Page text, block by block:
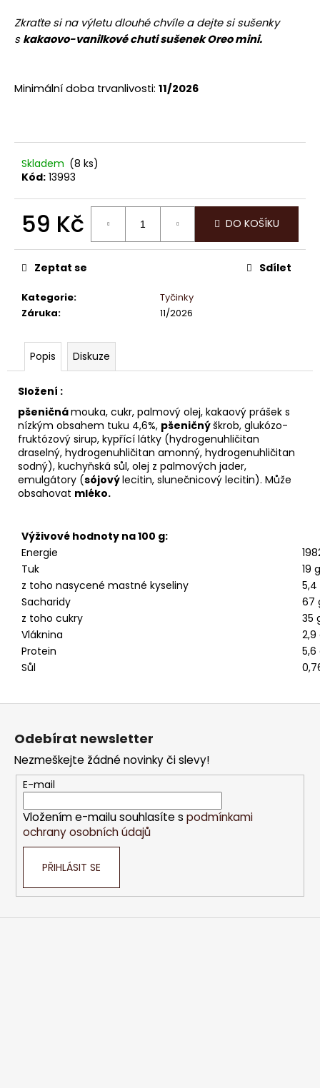
Zkraťte si na výletu dlouhé chvíle a dejte si sušenky
s kakaovo-vanilkové chuti sušenek Oreo mini.
Minimální doba trvanlivosti: 11/2026
Skladem (8 ks)
Kód: 13993
59 Kč
cena:
DO KOŠÍKU
Kategorie:
Tyčinky
Záruka: 11/2026
Zeptat se Sdílet
Popis Diskuze
Složení :
pšeničnámouka, cukr, palmový olej, kakaový prášek s
nízkým obsahem tuku 4,6%, pšeničnýškrob, glukózo-
fruktózový sirup, kypřící látky (hydrogenuhličitan
draselný, hydrogenuhličitan amonný, hydrogenuhličitan
sodný), kuchyňská sůl, olej z palmových jader,
emulgátory (sójovýlecitin, slunečnicový lecitin). Může
obsahovat mléko.
Výživové hodnoty na 100 g:
Energie
Tuk
19 g
z toho nasycené mastné kyseliny
5,4
Sacharidy
67
z toho cukry
35
Vláknina
2,9
Protein
5,6
Sůl
a
j
?
D
p
o
u
č
e
m
e
LINDT
HELLO
MLÉČNÉ
ČOKOLÁDOVÉ
PRALINKY
SMAJLÍK)
11
Kč
Z
Odebírat newsletter
Nezmeškejte žádné novinky či slevy!
E-mail
Vložením e-mailu souhlasíte s podmínkami
ochrany osobních údajů
PŘIHLÁSIT SE